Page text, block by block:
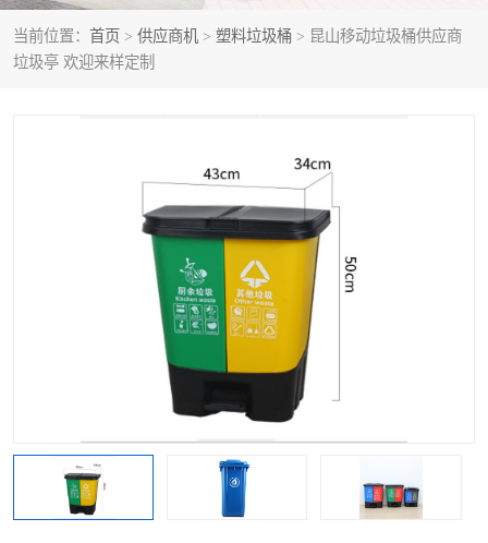
当前位置： 首页 > 供应商机 > 塑料垃圾桶 > 昆山移动垃圾桶供应商
垃圾亭 欢迎来样定制
防疫岗亭 吸烟岗亭